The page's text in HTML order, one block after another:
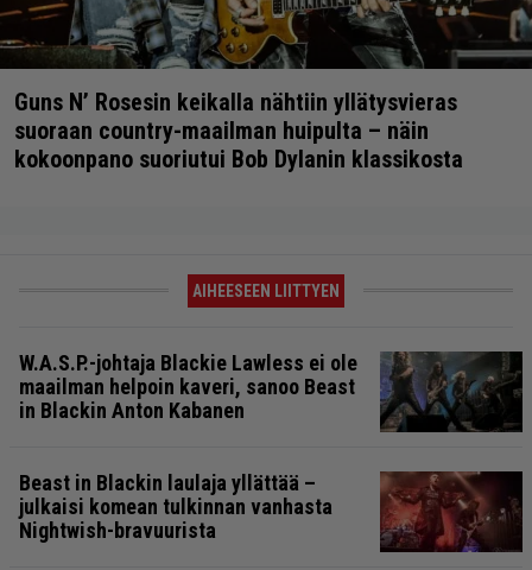
Guns N’ Rosesin keikalla nähtiin yllätysvieras
suoraan country-maailman huipulta – näin
kokoonpano suoriutui Bob Dylanin klassikosta
AIHEESEEN LIITTYEN
W.A.S.P.-johtaja Blackie Lawless ei ole
maailman helpoin kaveri, sanoo Beast
in Blackin Anton Kabanen
Beast in Blackin laulaja yllättää –
julkaisi komean tulkinnan vanhasta
Nightwish-bravuurista